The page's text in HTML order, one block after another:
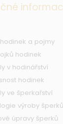
a pojmy
hodinek
v hodinářství
hodinek
ve šperkařství
výroby šperků
úpravy šperků